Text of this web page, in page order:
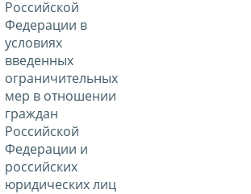
Российской
Федерации в
условиях
введенных
ограничительных
мер в отношении
граждан
Российской
Федерации и
российских
юридических лиц